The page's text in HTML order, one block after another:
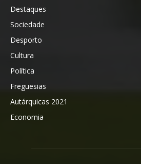
Destaques
Sociedade
Desporto
Cultura
Política
Freguesias
Autárquicas 2021
Economia